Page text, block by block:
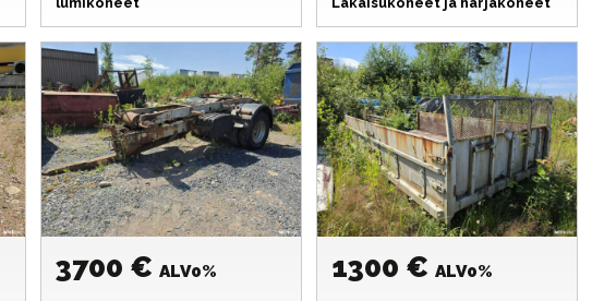
3700 € ALV0% 1300 € ALV0%